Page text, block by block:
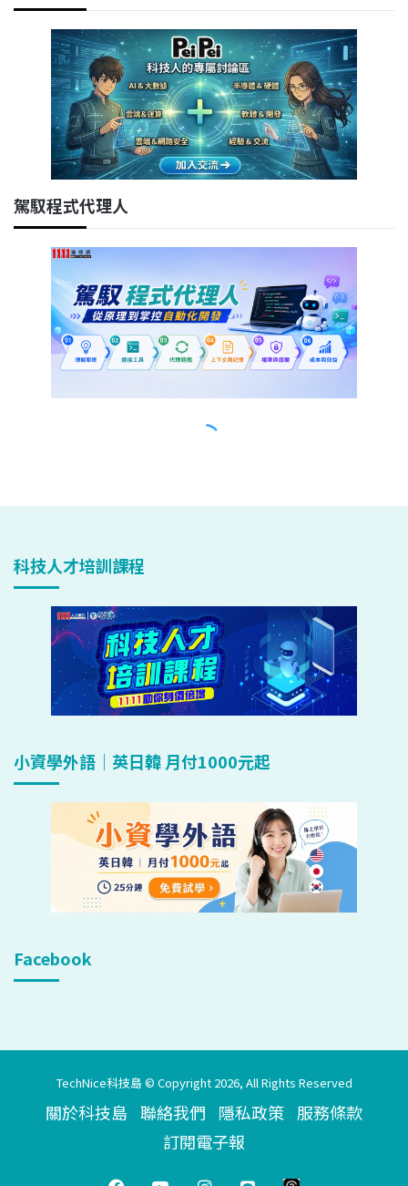
科技人才培訓課程
小資學外語｜英日韓 月付1000元起
Facebook
TechNice科技島 © Copyright 2026, All Rights Reserved
關於科技島 聯絡我們 隱私政策 服務條款
訂閱電子報